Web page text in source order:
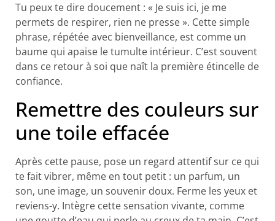
Tu peux te dire doucement : « Je suis ici, je me
permets de respirer, rien ne presse ». Cette simple
phrase, répétée avec bienveillance, est comme un
baume qui apaise le tumulte intérieur. C’est souvent
dans ce retour à soi que naît la première étincelle de
confiance.
Remettre des couleurs sur
une toile effacée
Après cette pause, pose un regard attentif sur ce qui
te fait vibrer, même en tout petit : un parfum, un
son, une image, un souvenir doux. Ferme les yeux et
reviens-y. Intègre cette sensation vivante, comme